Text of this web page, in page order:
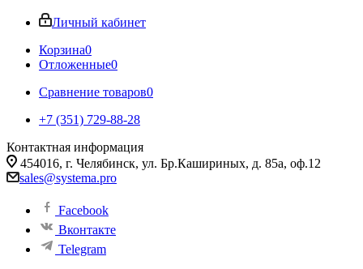
Личный кабинет
Корзина0
Отложенные0
Сравнение товаров0
+7 (351) 729-88-28
Контактная информация
454016, г. Челябинск, ул. Бр.Кашириных, д. 85а, оф.12
sales@systema.pro
Facebook
Вконтакте
Telegram